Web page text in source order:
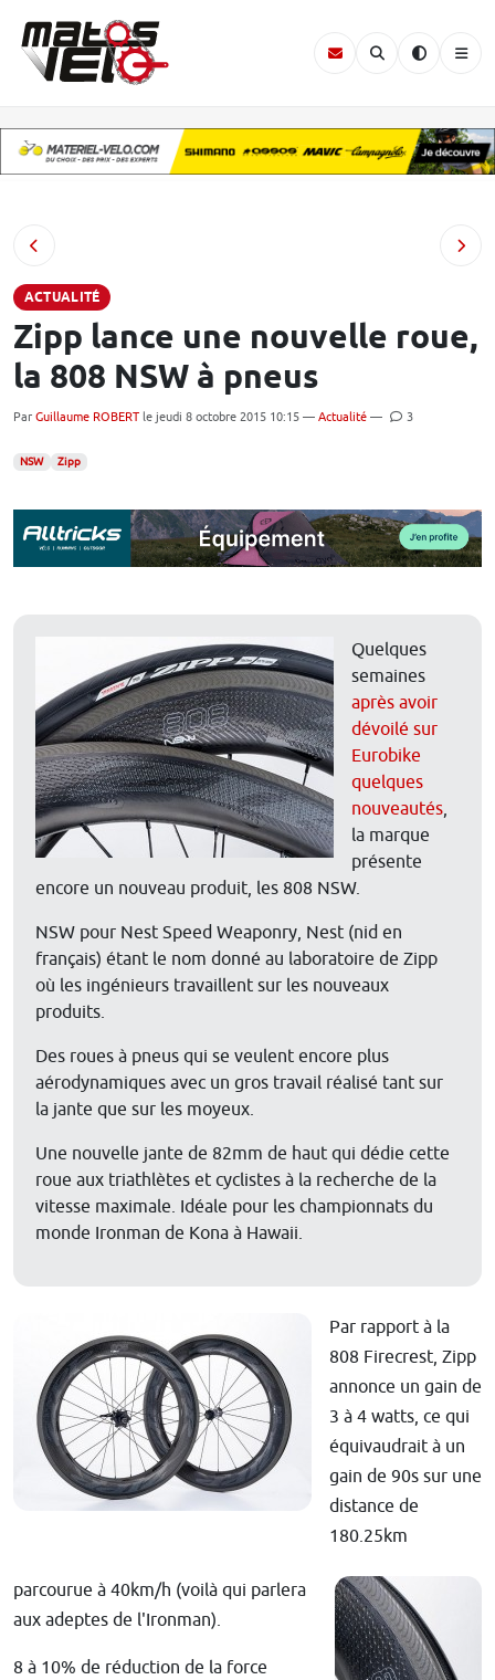
ACTUALITÉ
Zipp lance une nouvelle roue,
la 808 NSW à pneus
Par Guillaume ROBERT le jeudi 8 octobre 2015 10:15 — Actualité — 3
NSW Zipp
Quelques
semaines
après avoir
dévoilé sur
Eurobike
quelques
nouveautés,
la marque
présente
encore un nouveau produit, les 808 NSW.
NSW pour Nest Speed Weaponry, Nest (nid en
français) étant le nom donné au laboratoire de Zipp
où les ingénieurs travaillent sur les nouveaux
produits.
Des roues à pneus qui se veulent encore plus
aérodynamiques avec un gros travail réalisé tant sur
la jante que sur les moyeux.
Une nouvelle jante de 82mm de haut qui dédie cette
roue aux triathlètes et cyclistes à la recherche de la
vitesse maximale. Idéale pour les championnats du
monde Ironman de Kona à Hawaii.
Par rapport à la
808 Firecrest, Zipp
annonce un gain de
3 à 4 watts, ce qui
équivaudrait à un
gain de 90s sur une
distance de
180.25km
parcourue à 40km/h (voilà qui parlera
aux adeptes de l'Ironman).
8 à 10% de réduction de la force